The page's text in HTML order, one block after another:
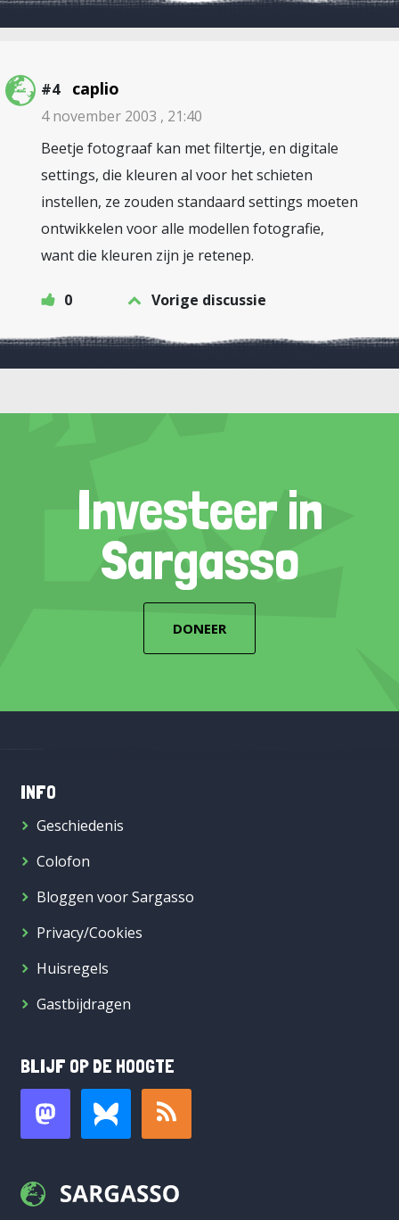
#4 caplio
4 november 2003 , 21:40
Beetje fotograaf kan met filtertje, en digitale
settings, die kleuren al voor het schieten
instellen, ze zouden standaard settings moeten
ontwikkelen voor alle modellen fotografie,
want die kleuren zijn je retenep.
0 Vorige discussie
Investeer in
Sargasso
DONEER
INFO
Geschiedenis
Colofon
Bloggen voor Sargasso
Privacy/Cookies
Huisregels
Gastbijdragen
BLIJF OP DE HOOGTE